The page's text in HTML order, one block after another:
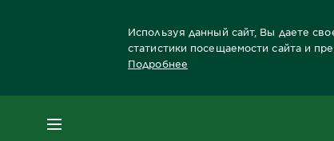
Используя данный сайт, Вы даете
статистики посещаемости сайта и
Подробнее
МЕНЮ